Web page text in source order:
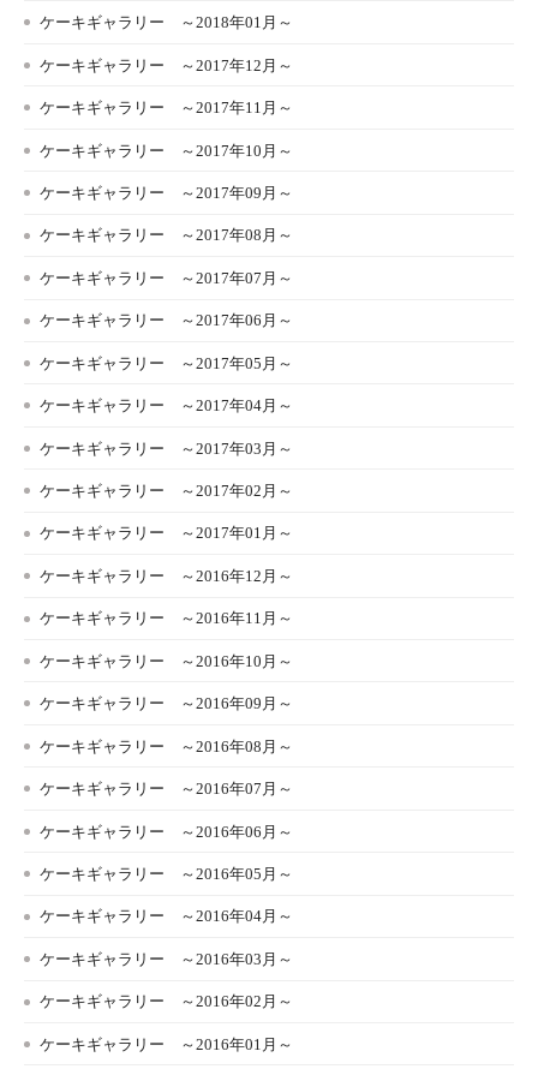
ケーキギャラリー ～2018年01月～
ケーキギャラリー ～2017年12月～
ケーキギャラリー ～2017年11月～
ケーキギャラリー ～2017年10月～
ケーキギャラリー ～2017年09月～
ケーキギャラリー ～2017年08月～
ケーキギャラリー ～2017年07月～
ケーキギャラリー ～2017年06月～
ケーキギャラリー ～2017年05月～
ケーキギャラリー ～2017年04月～
ケーキギャラリー ～2017年03月～
ケーキギャラリー ～2017年02月～
ケーキギャラリー ～2017年01月～
ケーキギャラリー ～2016年12月～
ケーキギャラリー ～2016年11月～
ケーキギャラリー ～2016年10月～
ケーキギャラリー ～2016年09月～
ケーキギャラリー ～2016年08月～
ケーキギャラリー ～2016年07月～
ケーキギャラリー ～2016年06月～
ケーキギャラリー ～2016年05月～
ケーキギャラリー ～2016年04月～
ケーキギャラリー ～2016年03月～
ケーキギャラリー ～2016年02月～
ケーキギャラリー ～2016年01月～